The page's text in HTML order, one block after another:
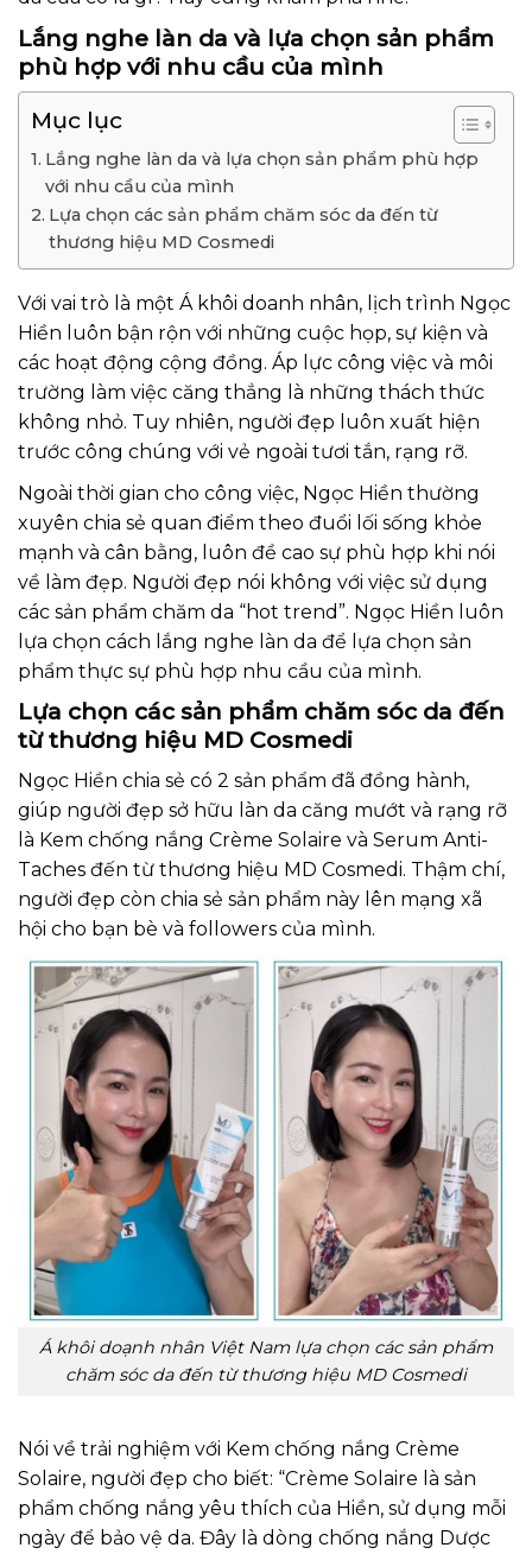
Lắng nghe làn da và lựa chọn sản phẩm
phù hợp với nhu cầu của mình
Mục lục
Lắng nghe làn da và lựa chọn sản phẩm phù hợp
với nhu cầu của mình
Lựa chọn các sản phẩm chăm sóc da đến từ
thương hiệu MD Cosmedi
Với vai trò là một Á khôi doanh nhân, lịch trình Ngọc
Hiền luôn bận rộn với những cuộc họp, sự kiện và
các hoạt động cộng đồng. Áp lực công việc và môi
trường làm việc căng thẳng là những thách thức
không nhỏ. Tuy nhiên, người đẹp luôn xuất hiện
trước công chúng với vẻ ngoài tươi tắn, rạng rỡ.
Ngoài thời gian cho công việc, Ngọc Hiền thường
xuyên chia sẻ quan điểm theo đuổi lối sống khỏe
mạnh và cân bằng, luôn đề cao sự phù hợp khi nói
về làm đẹp. Người đẹp nói không với việc sử dụng
các sản phẩm chăm da “hot trend”. Ngọc Hiền luôn
lựa chọn cách lắng nghe làn da để lựa chọn sản
phẩm thực sự phù hợp nhu cầu của mình.
Lựa chọn các sản phẩm chăm sóc da đến
từ thương hiệu MD Cosmedi
Ngọc Hiền chia sẻ có 2 sản phẩm đã đồng hành,
giúp người đẹp sở hữu làn da căng mướt và rạng rỡ
là Kem chống nắng Crème Solaire và Serum Anti-
Taches đến từ thương hiệu MD Cosmedi. Thậm chí,
người đẹp còn chia sẻ sản phẩm này lên mạng xã
hội cho bạn bè và followers của mình.
Á khôi doạnh nhân Việt Nam lựa chọn các sản phẩm
chăm sóc da đến từ thương hiệu MD Cosmedi
Nói về trải nghiệm với Kem chống nắng Crème
Solaire, người đẹp cho biết: “Crème Solaire là sản
phẩm chống nắng yêu thích của Hiền, sử dụng mỗi
ngày để bảo vệ da. Đây là dòng chống nắng Dược